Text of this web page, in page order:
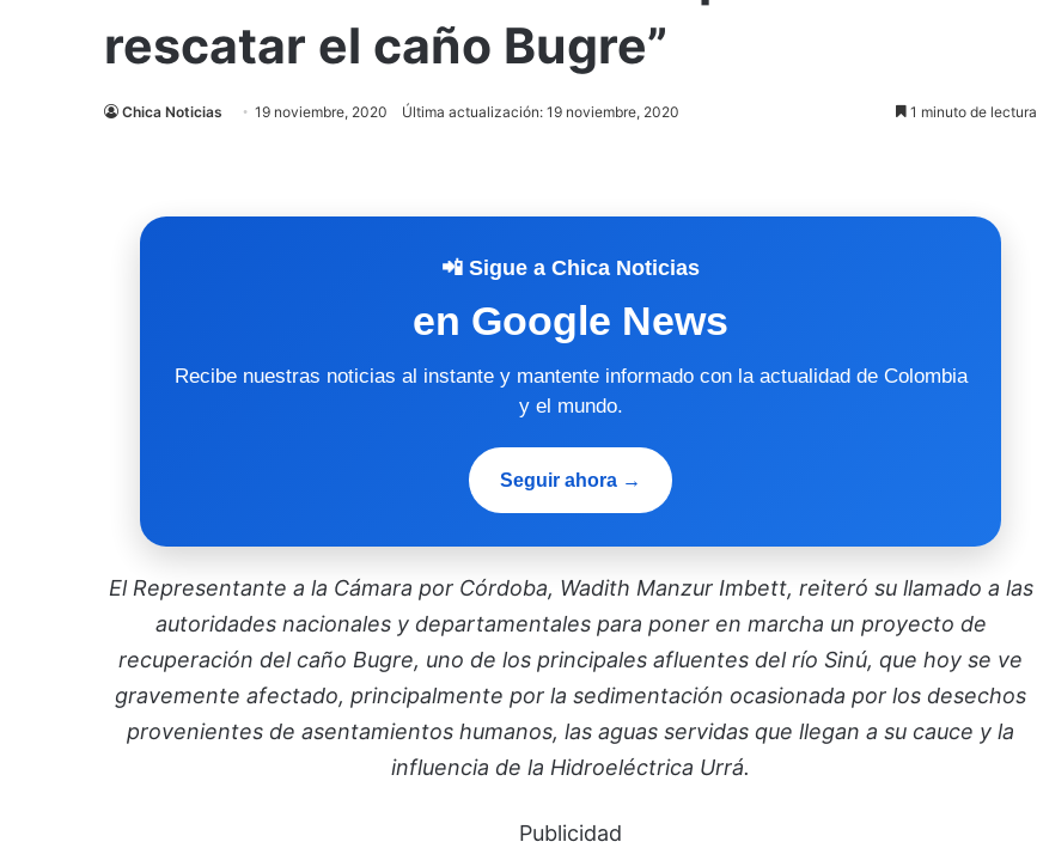
rescatar el caño Bugre”
Chica Noticias 19 noviembre, 2020 Última actualización: 19 noviembre, 2020 1 minuto de lectura
📲 Sigue a Chica Noticias
en Google News
Recibe nuestras noticias al instante y mantente informado con la actualidad de Colombia
y el mundo.
Seguir ahora →
El Representante a la Cámara por Córdoba, Wadith Manzur Imbett, reiteró su llamado a las
autoridades nacionales y departamentales para poner en marcha un proyecto de
recuperación del caño Bugre, uno de los principales afluentes del río Sinú, que hoy se ve
gravemente afectado, principalmente por la sedimentación ocasionada por los desechos
provenientes de asentamientos humanos, las aguas servidas que llegan a su cauce y la
influencia de la Hidroeléctrica Urrá.
Publicidad